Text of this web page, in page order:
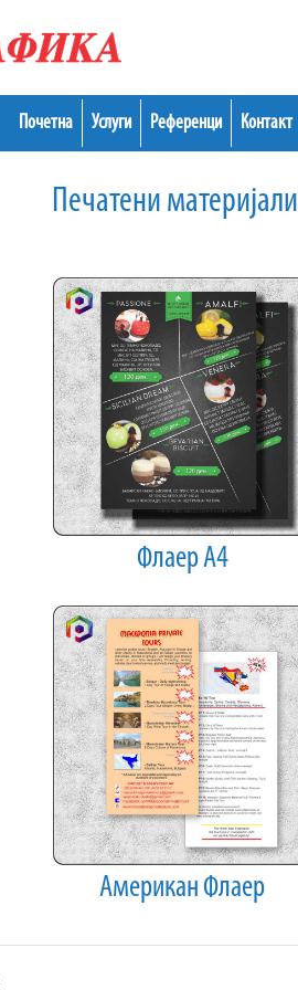
Почетна Услуги Референци Контакт
Печатени материјали
Флаер А4
Американ Флаер